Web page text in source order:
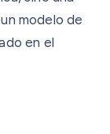
modelo de
en el